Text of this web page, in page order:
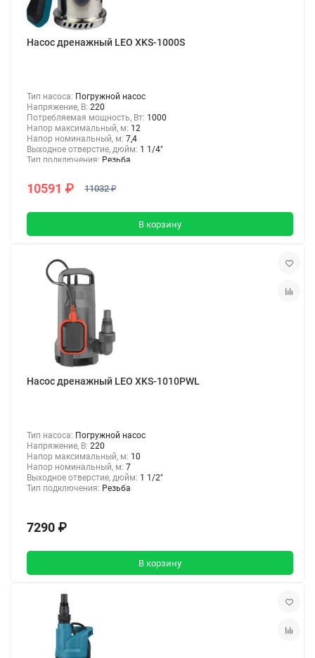
Насос дренажный LEO XKS-1000S
Тип насоса: Погружной насос
Напряжение, В: 220
Потребляемая мощность, Вт: 1000
Напор максимальный, м: 12
Напор номинальный, м: 7,4
Выходное отверстие, дюйм: 1 1/4"
Тип подключения: Резьба
10591 ₽ 11032 ₽
В корзину
Насос дренажный LEO XKS-1010PWL
Тип насоса: Погружной насос
Напряжение, В: 220
Напор максимальный, м: 10
Напор номинальный, м: 7
Выходное отверстие, дюйм: 1 1/2"
Тип подключения: Резьба
7290 ₽
В корзину